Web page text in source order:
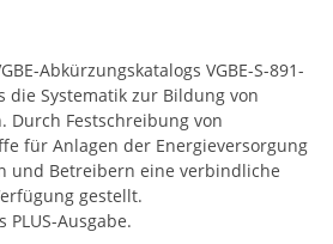
Abkürzungskatalogs VGBE-S-891-
die Systematik zur Bildung von
Durch Festschreibung von
für Anlagen der Energieversorgung
und Betreibern eine verbindliche
gestellt.
PLUS-Ausgabe.